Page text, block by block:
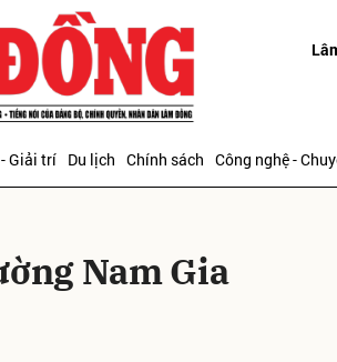
Giải trí Du lịch Chính sách Công nghệ -
Nam Gia